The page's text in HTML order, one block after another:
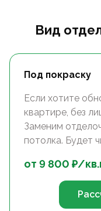
Вид
Под покраску
Если хотите
квартире, без
Заменим
потолка. Будет
от 9 800 ₽/